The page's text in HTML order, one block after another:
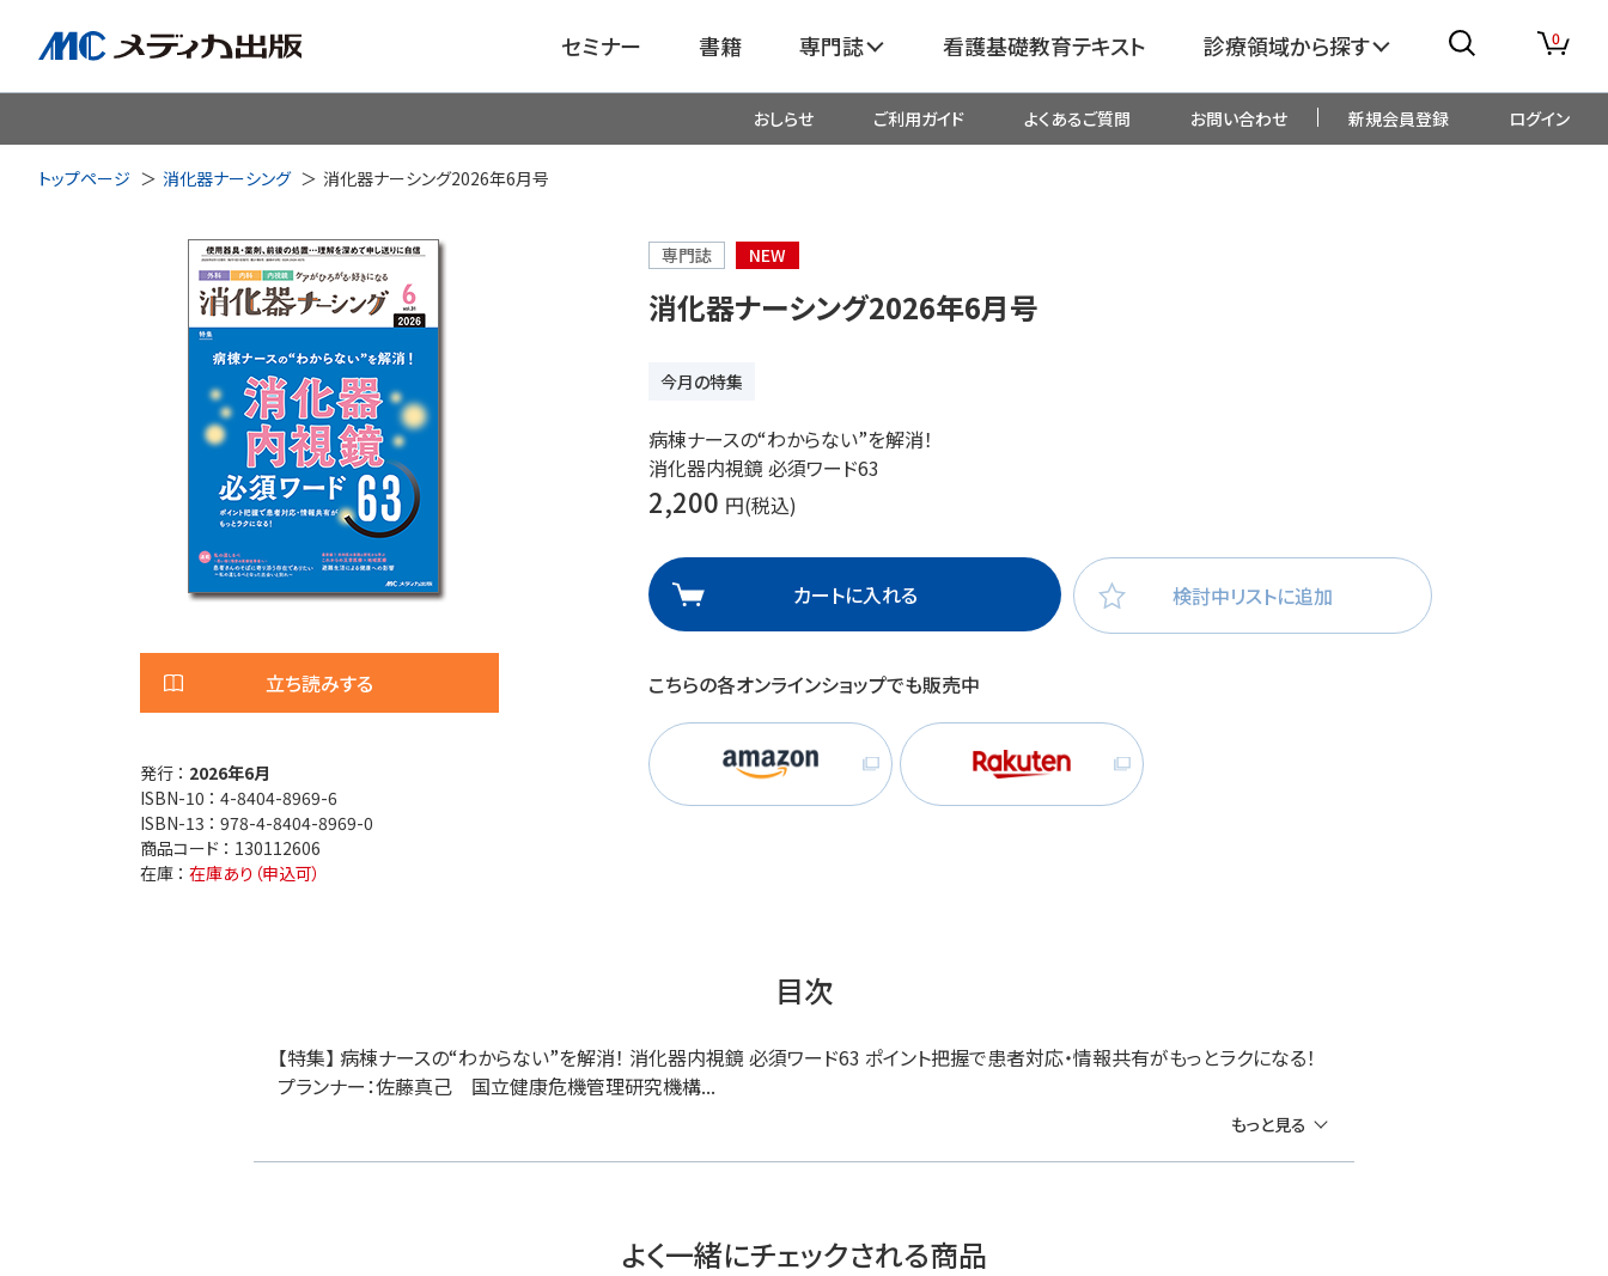
セミナー 書籍 専門誌
看護
医学
栄養
看護基礎教育テキスト 診療領域から探す
脳神経 循環器 心臓血管
透析・腎臓・血液浄化 がん 化学療法・放射線治療・緩和ケア
耳鼻咽喉科 産科・婦人科・周産期・助産
手術室・麻酔
感染管理・感染症
医療安全 在宅医療・看護 高齢者看護
退院調整・地域医療連携 高齢者介護
0
おしらせ ご利用ガイド よくあるご質問 お問い合わせ 新規会員登録 ログイン
トップページ 消化器ナーシング 消化器ナーシング2026年6月号
立ち読みする
発行 ： 2026年6月
ISBN-10 ： 4-8404-8969-6
ISBN-13 ： 978-4-8404-8969-0
商品コード ： 130112606
在庫 ： 在庫あり（申込可）
専門誌 NEW
消化器ナーシング2026年6月号
今月の特集
病棟ナースの“わからない”を解消！
消化器内視鏡 必須ワード63
2,200 円(税込)
カートに入れる 検討中リストに追加
こちらの各オンラインショップでも販売中
目次
【特集】 病棟ナースの“わからない”を解消！ 消化器内視鏡 必須ワード63 ポイント把握で患者対応・情報共有がもっとラクになる！
プランナー：佐藤真己 国立健康危機管理研究機構...
もっと見る
よく一緒にチェックされる商品